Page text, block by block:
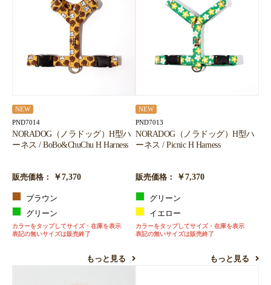
NEW
PND7014
NORADOG（ノラドッグ）H型ハ
ーネス / BoBo&ChuChu H Harness
販売価格： ￥7,370
ブラウン
グリーン
カラーをタップしてサイズ・在庫を表示
表記の無いサイズは販売終了
もっと見る
NEW
PND7013
NORADOG（ノラドッグ）H型ハ
ーネス / Picnic H Harness
販売価格： ￥7,370
グリーン
イエロー
カラーをタップしてサイズ・在庫を表示
表記の無いサイズは販売終了
もっと見る